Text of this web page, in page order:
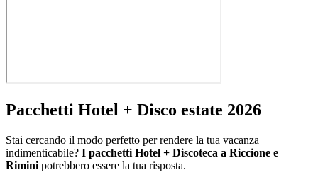
Pacchetti Hotel + Disco estate 2026
Stai cercando il modo perfetto per rendere la tua vacanza
indimenticabile? I pacchetti Hotel + Discoteca a Riccione e
Rimini potrebbero essere la tua risposta.